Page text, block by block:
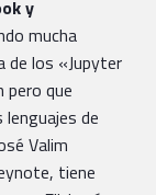
y
mucha
de los «Jupyter
pero que
de
Valim
tiene